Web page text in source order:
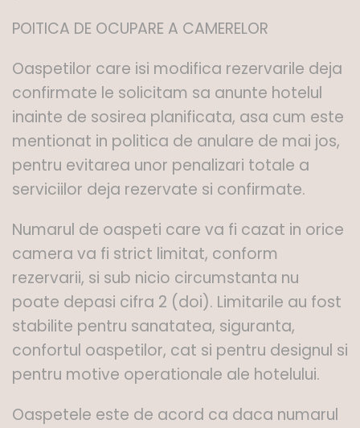
POITICA DE OCUPARE A CAMERELOR
Oaspetilor care isi modifica rezervarile deja
confirmate le solicitam sa anunte hotelul
inainte de sosirea planificata, asa cum este
mentionat in politica de anulare de mai jos,
pentru evitarea unor penalizari totale a
serviciilor deja rezervate si confirmate.
Numarul de oaspeti care va fi cazat in orice
camera va fi strict limitat, conform
rezervarii, si sub nicio circumstanta nu
poate depasi cifra 2 (doi). Limitarile au fost
stabilite pentru sanatatea, siguranta,
confortul oaspetilor, cat si pentru designul si
pentru motive operationale ale hotelului.
Oaspetele este de acord ca daca numarul